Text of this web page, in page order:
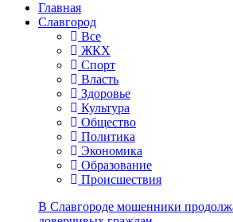
Главная
Славгород
Все
ЖКХ
Спорт
Власть
Здоровье
Культура
Общество
Политика
Экономика
Образование
Происшествия
В Славгороде мошенники